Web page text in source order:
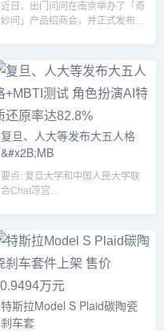
近日，出门问问在南京举办了「奇
妙问」产品招商会，并正式发布了
复旦、人大等发布大五人格
&#x2B;MB
要点: 复旦大学和中国人民大学联
合Chat凉宫...
特斯拉Model S Plaid碳陶瓷
刹车套